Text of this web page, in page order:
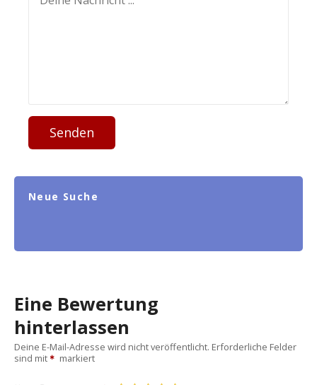
Senden
Neue Suche
Eine Bewertung
hinterlassen
Deine E-Mail-Adresse wird nicht veröffentlicht. Erforderliche Felder
sind mit
markiert